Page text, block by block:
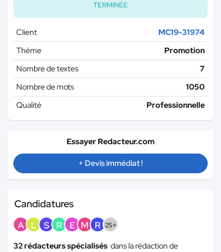
TERMINÉE
Client
MC19-31974
Thème
Promotion
Nombre de textes
7
Nombre de mots
1050
Qualité
Professionnelle
Essayer Redacteur.com
+ Devis immédiat !
Candidatures
A L S R E M R 25+
32 rédacteurs spécialisés dans la rédaction de